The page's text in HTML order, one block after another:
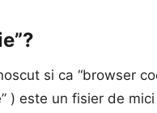
si ca “browser
) este un fisier de